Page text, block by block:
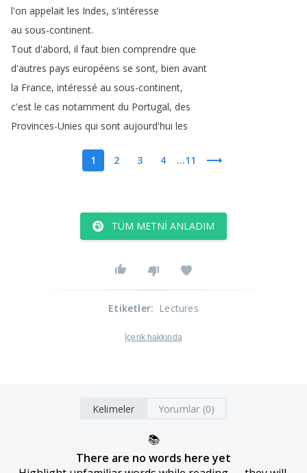
l'on appelait les Indes, s'intéresse
au sous-continent.
Tout d'abord, il faut bien comprendre que
d'autres pays européens se sont, bien avant
la France, intéressé au sous-continent,
c'est le cas notamment du Portugal, des
Provinces-Unies qui sont aujourd'hui les
1 2 3 4 ...11
TÜM METNI ANLADIM
Etiketler: Lectures
İçerik hakkında
Kelimeler Yorumlar (0)
📚
There are no words here yet